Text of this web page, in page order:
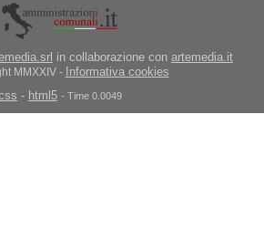
in collaborazione con artemedia.it
MMXXIV - Informativa cookies
- html5 - Time 0.0049